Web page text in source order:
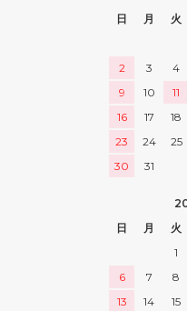
日
月 火
2
3 4
9
10 11
16
17 18
23
24 25
30
31
日
月 火
1
6
7 8
13
14 15